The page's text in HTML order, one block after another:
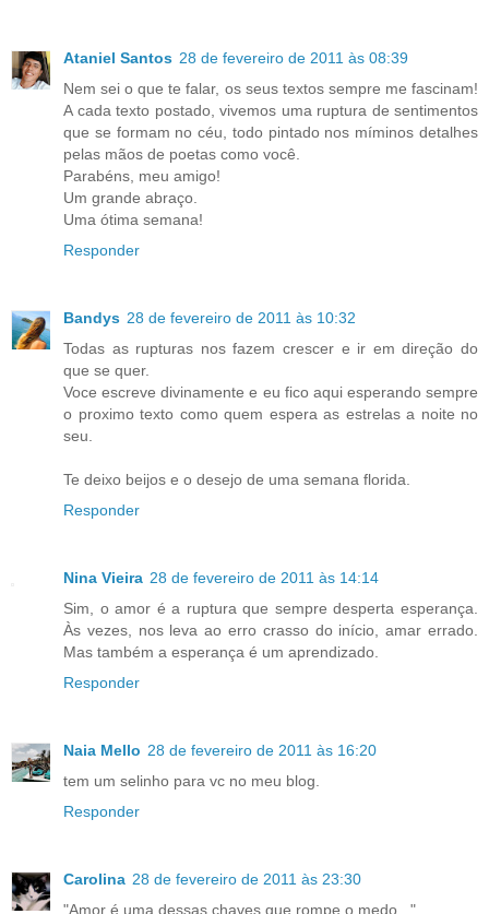
Ataniel Santos 28 de fevereiro de 2011 às 08:39
Nem sei o que te falar, os seus textos sempre me fascinam!
A cada texto postado, vivemos uma ruptura de sentimentos
que se formam no céu, todo pintado nos míminos detalhes
pelas mãos de poetas como você.
Parabéns, meu amigo!
Um grande abraço.
Uma ótima semana!
Responder
Bandys 28 de fevereiro de 2011 às 10:32
Todas as rupturas nos fazem crescer e ir em direção do
que se quer.
Voce escreve divinamente e eu fico aqui esperando sempre
o proximo texto como quem espera as estrelas a noite no
seu.
Te deixo beijos e o desejo de uma semana florida.
Responder
Nina Vieira 28 de fevereiro de 2011 às 14:14
Sim, o amor é a ruptura que sempre desperta esperança.
Às vezes, nos leva ao erro crasso do início, amar errado.
Mas também a esperança é um aprendizado.
Responder
Naia Mello 28 de fevereiro de 2011 às 16:20
tem um selinho para vc no meu blog.
Responder
Carolina 28 de fevereiro de 2011 às 23:30
"Amor é uma dessas chaves que rompe o medo..."